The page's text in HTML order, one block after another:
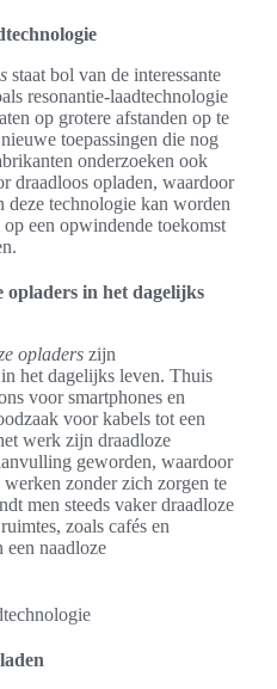
staat bol van de interessante
resonantie-laadtechnologie
op grotere afstanden op te
toepassingen die nog
onderzoeken ook
draadloos opladen, waardoor
deze technologie kan worden
een opwindende toekomst
opladers in het dagelijks
opladers zijn
het dagelijks leven. Thuis
voor smartphones en
voor kabels tot een
werk zijn draadloze
geworden, waardoor
zonder zich zorgen te
men steeds vaker draadloze
zoals cafés en
een naadloze